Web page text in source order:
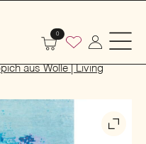
0
aus Wolle | Living